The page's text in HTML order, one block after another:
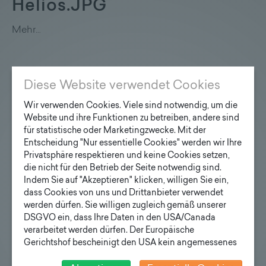
Helios.JPG
Mehr…
Mehr…
Zertifikat_Beruf_Familie.jpg
Mehr…
Diese Website verwendet Cookies
Wir verwenden Cookies. Viele sind notwendig, um die
Website und ihre Funktionen zu betreiben, andere sind
für statistische oder Marketingzwecke. Mit der
Entscheidung "Nur essentielle Cookies" werden wir Ihre
Privatsphäre respektieren und keine Cookies setzen,
die nicht für den Betrieb der Seite notwendig sind.
Indem Sie auf "Akzeptieren" klicken, willigen Sie ein,
dass Cookies von uns und Drittanbieter verwendet
werden dürfen. Sie willigen zugleich gemäß unserer
DSGVO ein, dass Ihre Daten in den USA/Canada
verarbeitet werden dürfen. Der Europäische
Gerichtshof bescheinigt den USA kein angemessenes